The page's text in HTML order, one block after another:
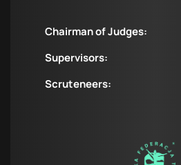
Chairman of Judges:
Supervisors:
Scruteneers: